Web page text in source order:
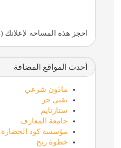
احجز هذه المساحه لإعلانك (ad4)
أحدث المواقع المضافة
ماذون شرعي
تقني حر
ستارتايم
جامعة المعارف
مؤسسة كود الحضارة
خطوة ربح